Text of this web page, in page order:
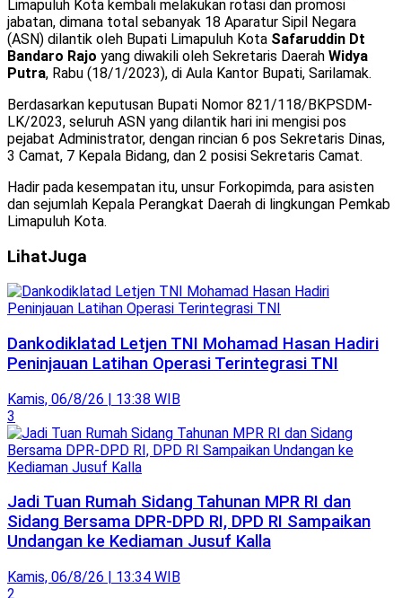
Limapuluh Kota kembali melakukan rotasi dan promosi
jabatan, dimana total sebanyak 18 Aparatur Sipil Negara
(ASN) dilantik oleh Bupati Limapuluh Kota Safaruddin Dt
Bandaro Rajo yang diwakili oleh Sekretaris Daerah Widya
Putra, Rabu (18/1/2023), di Aula Kantor Bupati, Sarilamak.
Berdasarkan keputusan Bupati Nomor 821/118/BKPSDM-
LK/2023, seluruh ASN yang dilantik hari ini mengisi pos
pejabat Administrator, dengan rincian 6 pos Sekretaris Dinas,
3 Camat, 7 Kepala Bidang, dan 2 posisi Sekretaris Camat.
Hadir pada kesempatan itu, unsur Forkopimda, para asisten
dan sejumlah Kepala Perangkat Daerah di lingkungan Pemkab
Limapuluh Kota.
LihatJuga
Dankodiklatad Letjen TNI Mohamad Hasan Hadiri
Peninjauan Latihan Operasi Terintegrasi TNI
Kamis, 06/8/26 | 13:38 WIB
3
Jadi Tuan Rumah Sidang Tahunan MPR RI dan
Sidang Bersama DPR-DPD RI, DPD RI Sampaikan
Undangan ke Kediaman Jusuf Kalla
Kamis, 06/8/26 | 13:34 WIB
2